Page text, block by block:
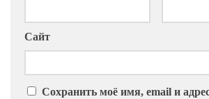
Сайт
Сохранить моё имя, email и